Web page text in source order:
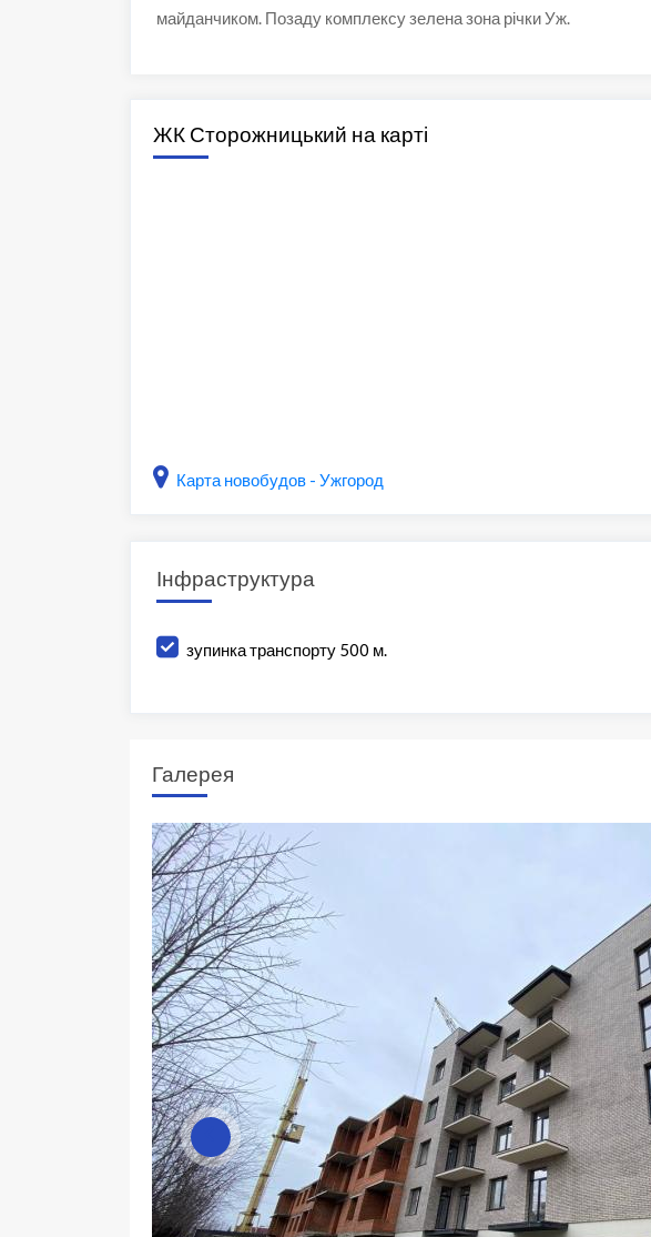
майданчиком. Позаду комплексу зелена зона річки Уж.
ЖК Сторожницький на карті
Карта новобудов - Ужгород
Інфраструктура
зупинка транспорту 500 м.
Галерея